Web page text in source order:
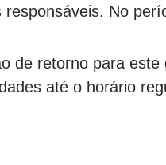
No
de retorno para
até o horário